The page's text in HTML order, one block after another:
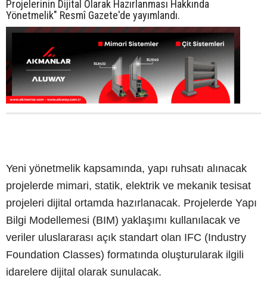
Projelerinin Dijital Olarak Hazırlanması Hakkında
Yönetmelik" Resmî Gazete'de yayımlandı.
Yeni yönetmelik kapsamında, yapı ruhsatı alınacak
projelerde mimari, statik, elektrik ve mekanik tesisat
projeleri dijital ortamda hazırlanacak. Projelerde Yapı
Bilgi Modellemesi (BIM) yaklaşımı kullanılacak ve
veriler uluslararası açık standart olan IFC (Industry
Foundation Classes) formatında oluşturularak ilgili
idarelere dijital olarak sunulacak.